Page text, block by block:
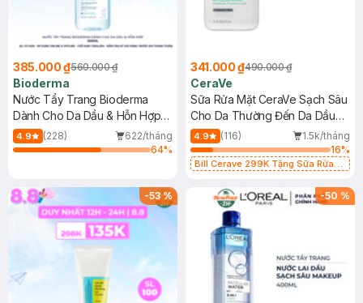
385.000 ₫560.000 ₫
Bioderma
Nước Tẩy Trang Bioderma
Dành Cho Da Dầu & Hỗn Hợp
500ml
4.9 (228)
622/tháng
64%
341.000 ₫490.000 ₫
CeraVe
Sữa Rửa Mặt CeraVe Sạch Sâu
Cho Da Thường Đến Da Dầu
473ml
4.9 (116)
1.5k/tháng
16%
Bill Cerave 299K Tặng Sữa Rửa
-53% -50 %